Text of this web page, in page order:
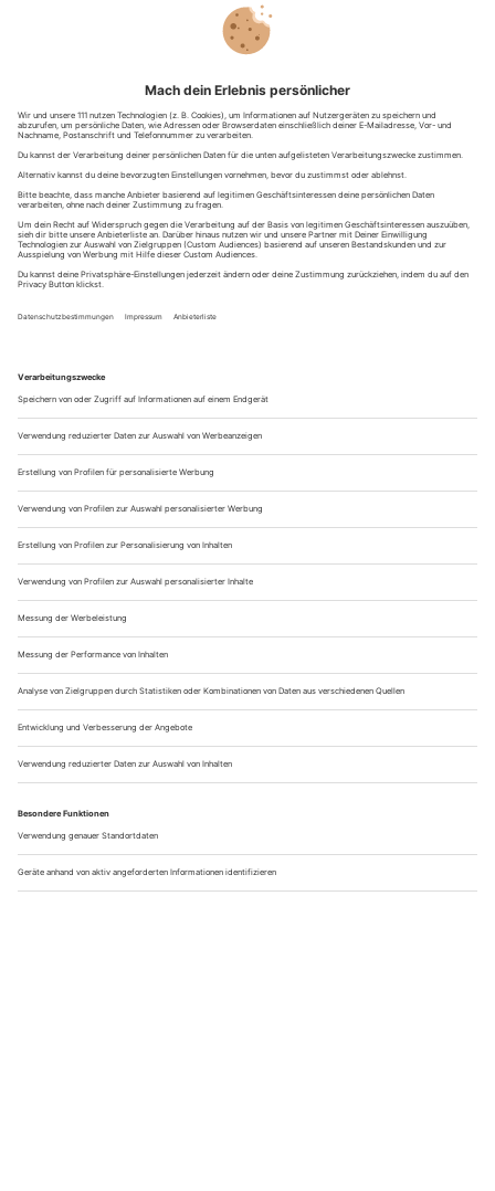
View this post on Instagram
Giant Swing – Das ultimative
Freiheitsgefühl
DerGiant Swingist ein Erlebnis, das man einmal im Leben
probiert haben sollte. Der Mix aus Nervenkitzel,
Grenzerfahrung und dem Gefühl, durch die Luft zu fliegen, ist
einzigartig. Wer bereit ist, sich fallen zu lassen, wird mit
einer Story, die man so schnell nicht vergisst. Aber genug
beschrieben, Zeit es einfach auszuprobieren.
Wie hilfreich war dieser Beitrag?
Klicke auf die Sterne um zu bewerten!
Durchschnittliche Bewertung